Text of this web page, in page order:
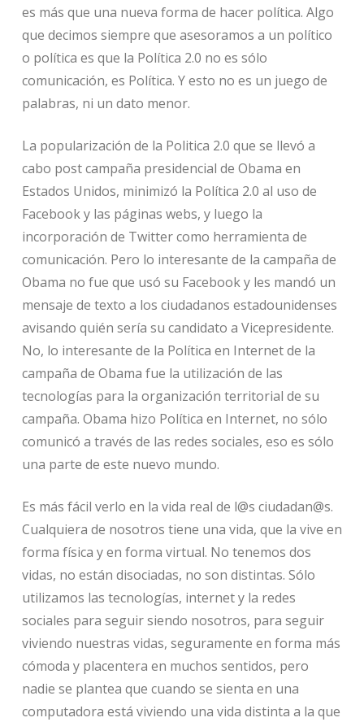
es más que una nueva forma de hacer política. Algo
que decimos siempre que asesoramos a un político
o política es que la Política 2.0 no es sólo
comunicación, es Política. Y esto no es un juego de
palabras, ni un dato menor.
La popularización de la Politica 2.0 que se llevó a
cabo post campaña presidencial de Obama en
Estados Unidos, minimizó la Política 2.0 al uso de
Facebook y las páginas webs, y luego la
incorporación de Twitter como herramienta de
comunicación. Pero lo interesante de la campaña de
Obama no fue que usó su Facebook y les mandó un
mensaje de texto a los ciudadanos estadounidenses
avisando quién sería su candidato a Vicepresidente.
No, lo interesante de la Política en Internet de la
campaña de Obama fue la utilización de las
tecnologías para la organización territorial de su
campaña. Obama hizo Política en Internet, no sólo
comunicó a través de las redes sociales, eso es sólo
una parte de este nuevo mundo.
Es más fácil verlo en la vida real de l@s ciudadan@s.
Cualquiera de nosotros tiene una vida, que la vive en
forma física y en forma virtual. No tenemos dos
vidas, no están disociadas, no son distintas. Sólo
utilizamos las tecnologías, internet y la redes
sociales para seguir siendo nosotros, para seguir
viviendo nuestras vidas, seguramente en forma más
cómoda y placentera en muchos sentidos, pero
nadie se plantea que cuando se sienta en una
computadora está viviendo una vida distinta a la que